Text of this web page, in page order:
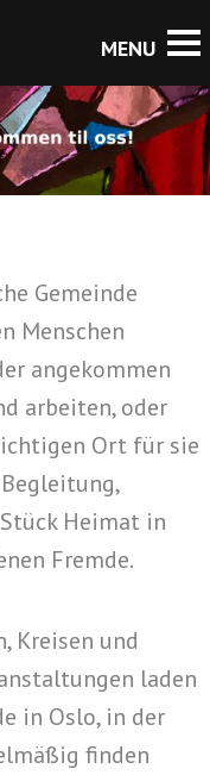
Gemeinde
Menschen
angekommen
arbeiten, oder
Ort für sie
Heimat in
Fremde.
Kreisen und
laden
in Oslo, in der
finden